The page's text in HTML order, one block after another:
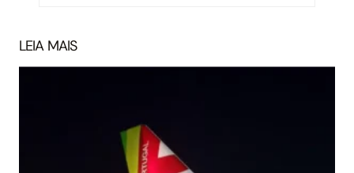
LEIA MAIS